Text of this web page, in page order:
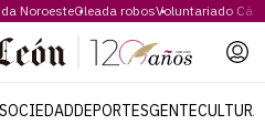
NoroesteOleada robosVoluntariado
SOCIEDADDEPORTESGENTECULTURA